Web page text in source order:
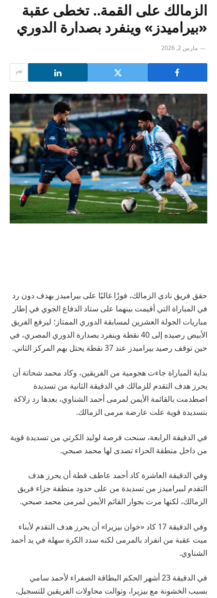
الزمالك على القمة.. تخطى عقبة
«بيراميدز» وينفرد بصدارة الدوري
مارس 2, 2026
حقق فريق نادي الزمالك، فوزًا غاليًا على بيراميدز بهدف دون رد
في المباراة التي أقيمت بينهما على ستاد الدفاع الجوي في إطار
مباريات الجولة العشرين لمسابقة الدوري الممتاز؛ ليرفع الفريق
الأبيض رصيده إلى 40 نقطة وينفرد بصدارة الدوري المصري، في
حين توقف رصيد بيراميدز عند 37 نقطة يحتل بهم المركز الثاني.
بداية المباراة جاءت هجومية من الفريقين، وكاد محمد شحاتة أن
يحرز هدف التقدم للزمالك في الدقيقة الثانية من تسديدة
اصطدمت بالقائمة الأيمن لمرمى أحمد الشناوي، بعدها رد زلاكة
بتسديدة قوية علت عارضة مرمى الزمالك.
في الدقيقة الرابعة، سنحت فرصة لوليد الكرتي من تسديدة قوية
من داخل منطقة الحزاء تصدى لها محمد صبحي.
وفي الدقيقة العاشرة كاد أحمد عاطف قطة أن يحرز هدف
التقدم لبيراميدز من تسديدة من على حدود منطقة جزاء فريق
الزمالك، لكنها مرت بجوار القائم الأيمن لمرمى محمد صبحي.
وفي الدقيقة 17 كاد «خوان بيزيرا» أن يحرز هدف التقدم لأبناء
ميت عقبة من انفراد بالمرمى لكنه سدد الكرة سهلة في يد أحمد
الشناوي.
في الدقيقة 23 أشهر الحكم البطاقة الصفراء لأحمد سامي
بسبب الخشونة مع بيزيرا، وتوالت محاولات الفريقين للتسجيل،